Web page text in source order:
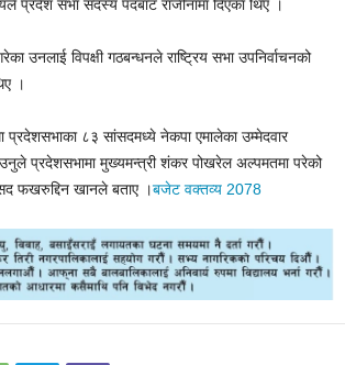
प्रदेश सभा सदस्य पदबाट राजीनामा दिएका थिए ।
उनलाई विपक्षी गठबन्धनले राष्ट्रिय सभा उपनिर्वाचनको
।
प्रदेशसभाका ८३ सांसदमध्ये नेकपा एमालेका उम्मेदवार
प्रदेशसभामा मुख्यमन्त्री शंकर पोखरेल अल्पमतमा परेको
फखरुद्दिन खानले बताए ।बजेट वक्तव्य 2078